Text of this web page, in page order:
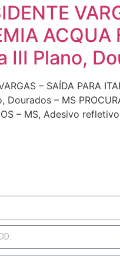
III Plano,
– SAÍDA PARA
Dourados – MS
– MS, Adesivo